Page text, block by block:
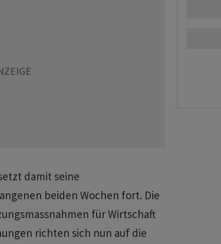
damit seine
beiden Wochen fort. Die
für Wirtschaft
richten sich nun auf die